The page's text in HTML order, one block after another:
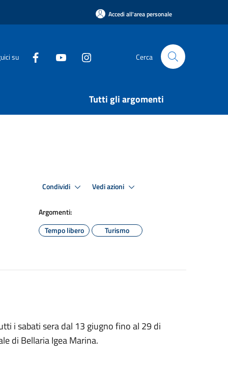
Accedi all'area personale
su Cerca
Tutti gli argomenti
Condividi Vedi azioni
Argomenti:
Tempo libero
Turismo
i sabati sera dal 13 giugno fino al 29 di
di Bellaria Igea Marina.